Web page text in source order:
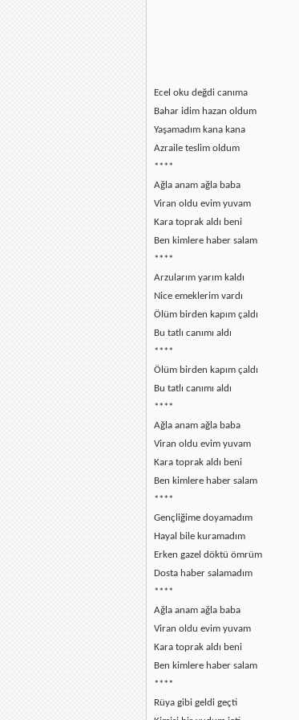
Ecel oku değdi canıma
Bahar idim hazan oldum
Yaşamadım kana kana
Azraile teslim oldum
****
Ağla anam ağla baba
Viran oldu evim yuvam
Kara toprak aldı beni
Ben kimlere haber salam
****
Arzularım yarım kaldı
Nice emeklerim vardı
Ölüm birden kapım çaldı
Bu tatlı canımı aldı
****
Ölüm birden kapım çaldı
Bu tatlı canımı aldı
****
Ağla anam ağla baba
Viran oldu evim yuvam
Kara toprak aldı beni
Ben kimlere haber salam
****
Gençliğime doyamadım
Hayal bile kuramadım
Erken gazel döktü ömrüm
Dosta haber salamadım
****
Ağla anam ağla baba
Viran oldu evim yuvam
Kara toprak aldı beni
Ben kimlere haber salam
****
Rüya gibi geldi geçti